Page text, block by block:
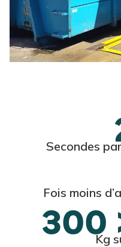
Secondes
Fois moins
300Kg